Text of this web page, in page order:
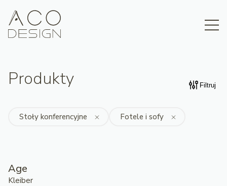
Produkty Filtruj
Stoły konferencyjne Fotele i sofy
Age
Kleiber